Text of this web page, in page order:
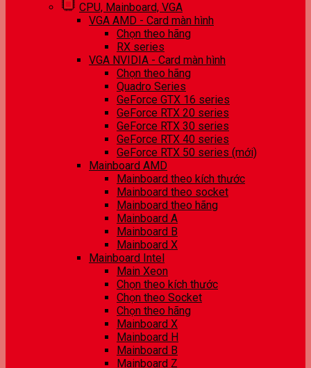
CPU, Mainboard, VGA
VGA AMD - Card màn hình
Chọn theo hãng
RX series
VGA NVIDIA - Card màn hình
Chọn theo hãng
Quadro Series
GeForce GTX 16 series
GeForce RTX 20 series
GeForce RTX 30 series
GeForce RTX 40 series
GeForce RTX 50 series (mới)
Mainboard AMD
Mainboard theo kích thước
Mainboard theo socket
Mainboard theo hãng
Mainboard A
Mainboard B
Mainboard X
Mainboard Intel
Main Xeon
Chọn theo kích thước
Chọn theo Socket
Chọn theo hãng
Mainboard X
Mainboard H
Mainboard B
Mainboard Z